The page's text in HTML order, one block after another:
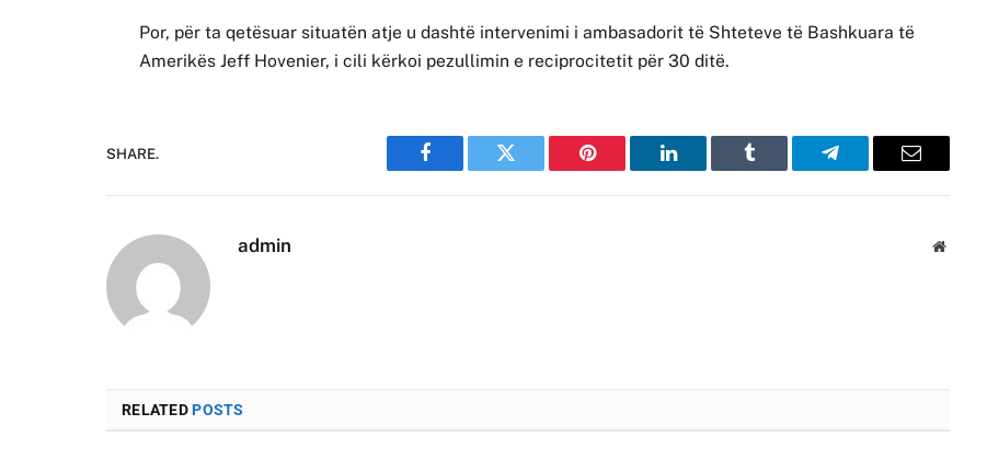
Por, për ta qetësuar situatën atje u dashtë intervenimi i ambasadorit të Shteteve të Bashkuara të
Amerikës Jeff Hovenier, i cili kërkoi pezullimin e reciprocitetit për 30 ditë.
SHARE.
Facebook Twitter Pinterest LinkedIn Tumblr Telegram Email
admin Website
RELATEDPOSTS